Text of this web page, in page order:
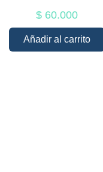
$60.000
Añadir al carrito